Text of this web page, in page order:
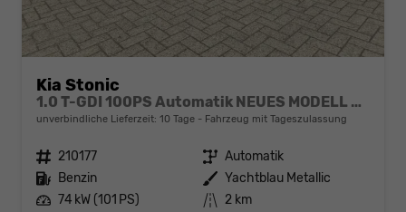
Kia Stonic
1.0 T-GDI 100PS Automatik NEUES MODELL Sitzheizung Lenkradheizung PDC v+h Rückf.Kamera Klima Bluetooth Touchscreen Apple CarPlay Android Auto Tempomat
unverbindliche Lieferzeit: 10 Tage Fahrzeug mit Tageszulassung
Fahrzeugnr. 210177 Getriebe Automatik
Kraftstoff Benzin Außenfarbe Yachtblau Metallic
Leistung 74 kW (101 PS) Kilometerstand 2 km